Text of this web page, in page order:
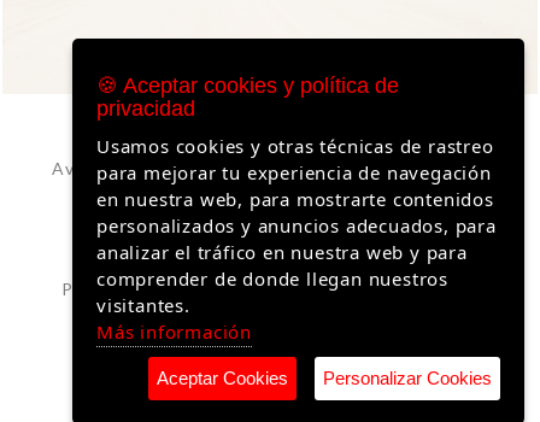
Aviso Legal – Arte Perlas | Información Legal y
Condiciones del Sitio
Política de Privacidad
Política de Cookies – Arte Perlas | Gestión y
Privacidad de Datos
🍪 Aceptar cookies y política de
privacidad
Usamos cookies y otras técnicas de rastreo
para mejorar tu experiencia de navegación
en nuestra web, para mostrarte contenidos
personalizados y anuncios adecuados, para
analizar el tráfico en nuestra web y para
comprender de donde llegan nuestros
visitantes.
Más información
Aceptar Cookies Personalizar Cookies